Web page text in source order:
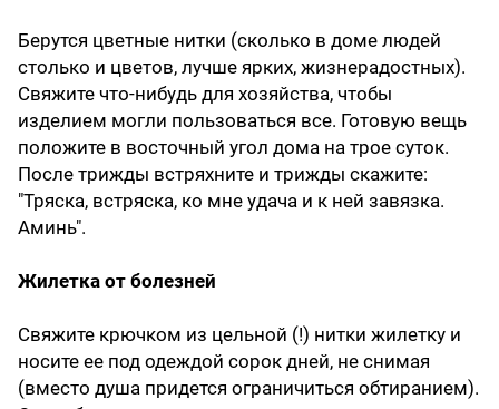
Берутся цветные нитки (сколько в доме людей
столько и цветов, лучше ярких, жизнерадостных).
Свяжите что-нибудь для хозяйства, чтобы
изделием могли пользоваться все. Готовую вещь
положите в восточный угол дома на трое суток.
После трижды встряхните и трижды скажите:
"Тряска, встряска, ко мне удача и к ней завязка.
Аминь".
Жилетка от болезней
Свяжите крючком из цельной (!) нитки жилетку и
носите ее под одеждой сорок дней, не снимая
(вместо душа придется ограничиться обтиранием).